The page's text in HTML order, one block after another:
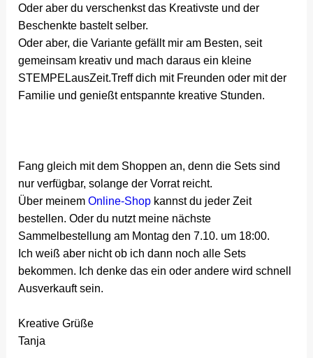
Oder aber du verschenkst das Kreativste und der
Beschenkte bastelt selber.
Oder aber, die Variante gefällt mir am Besten, seit
gemeinsam kreativ und mach daraus ein kleine
STEMPELausZeit.Treff dich mit Freunden oder mit der
Familie und genießt entspannte kreative Stunden.
Fang gleich mit dem Shoppen an, denn die Sets sind
nur verfügbar, solange der Vorrat reicht.
Über meinemOnline-Shop kannst du jeder Zeit
bestellen. Oder du nutzt meine nächste
Sammelbestellung am Montag den 7.10. um 18:00.
Ich weiß aber nicht ob ich dann noch alle Sets
bekommen. Ich denke das ein oder andere wird schnell
Ausverkauft sein.
Kreative Grüße
Tanja